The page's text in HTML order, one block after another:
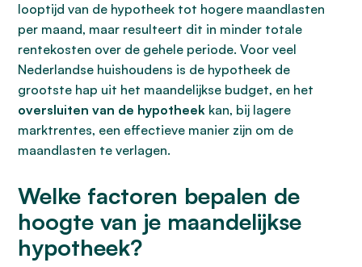
looptijd van de hypotheek tot hogere maandlasten
per maand, maar resulteert dit in minder totale
rentekosten over de gehele periode. Voor veel
Nederlandse huishoudens is de hypotheek de
grootste hap uit het maandelijkse budget, en het
oversluiten van de hypotheek kan, bij lagere
marktrentes, een effectieve manier zijn om de
maandlasten te verlagen.
Welke factoren bepalen de
hoogte van je maandelijkse
hypotheek?